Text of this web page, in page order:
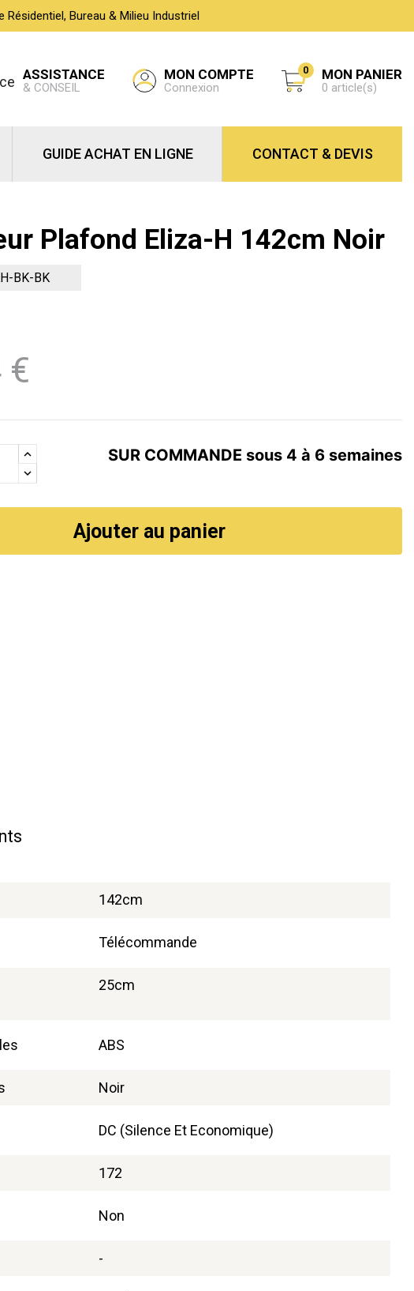
Résidentiel, Bureau & Milieu Industriel
ASSISTANCE
& CONSEIL
MON COMPTE
Connexion
0 MON PANIER
0 article(s)
GUIDE ACHAT EN LIGNE CONTACT & DEVIS
Plafond Eliza-H 142cm Noir
BK-BK
€
SUR COMMANDE sous 4 à 6 semaines
Ajouter au panier
142cm
Télécommande
25cm
ABS
Noir
DC (Silence Et Economique)
172
Non
-